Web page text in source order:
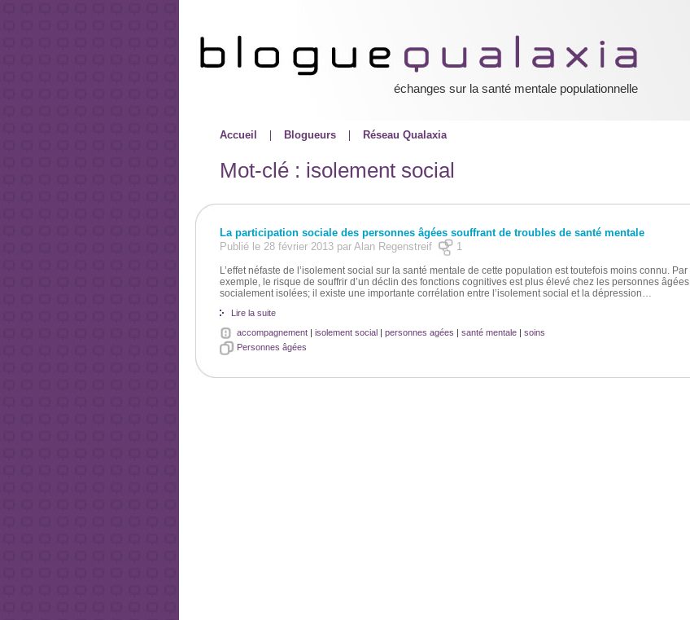
échanges sur la santé mentale populationnelle
Accueil Blogueurs Réseau Qualaxia
Mot-clé : isolement social
La participation sociale des personnes âgées souffrant de troubles de santé mentale
Publié le 28 février 2013 par Alan Regenstreif
1
L’effet néfaste de l’isolement social sur la santé mentale de cette population est toutefois moins connu. Par
exemple, le risque de souffrir d’un déclin des fonctions cognitives est plus élevé chez les personnes âgées
socialement isolées; il existe une importante corrélation entre l’isolement social et la dépression…
Lire la suite
accompagnement| isolement social| personnes agées | santé mentale| soins
Personnes âgées